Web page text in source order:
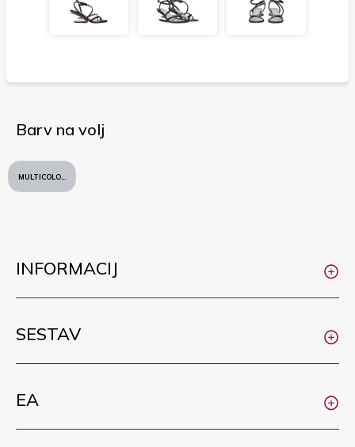
Barv na volj
MULTICOLORE
INFORMACIJ
SESTAV
EA